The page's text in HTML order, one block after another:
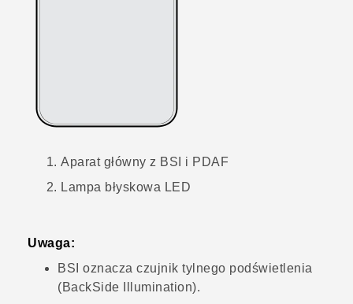
Aparat główny z BSI i PDAF
Lampa błyskowa LED
Uwaga:
BSI oznacza czujnik tylnego podświetlenia
(BackSide Illumination).